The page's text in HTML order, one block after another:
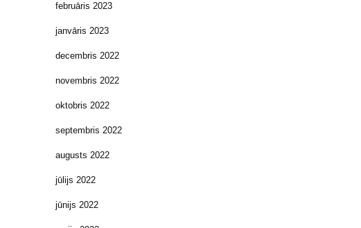
februāris 2023
janvāris 2023
decembris 2022
novembris 2022
oktobris 2022
septembris 2022
augusts 2022
jūlijs 2022
jūnijs 2022